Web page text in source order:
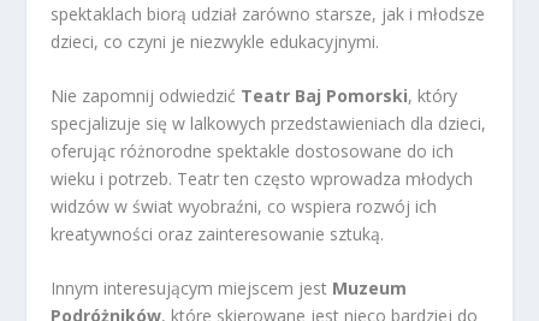
spektaklach biorą udział zarówno starsze, jak i młodsze
dzieci, co czyni je niezwykle edukacyjnymi.
Nie zapomnij odwiedzić Teatr Baj Pomorski, który
specjalizuje się w lalkowych przedstawieniach dla dzieci,
oferując różnorodne spektakle dostosowane do ich
wieku i potrzeb. Teatr ten często wprowadza młodych
widzów w świat wyobraźni, co wspiera rozwój ich
kreatywności oraz zainteresowanie sztuką.
Innym interesującym miejscem jest Muzeum
Podróżników, które skierowane jest nieco bardziej do